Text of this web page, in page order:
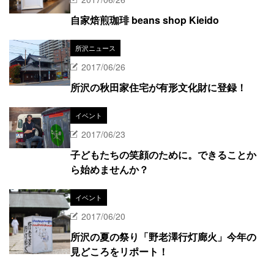
自家焙煎珈琲 beans shop Kieido
所沢ニュース
2017/06/26
所沢の秋田家住宅が有形文化財に登録！
イベント
2017/06/23
子どもたちの笑顔のために。できることか
ら始めませんか？
イベント
2017/06/20
所沢の夏の祭り「野老澤行灯廊火」今年の
見どころをリポート！